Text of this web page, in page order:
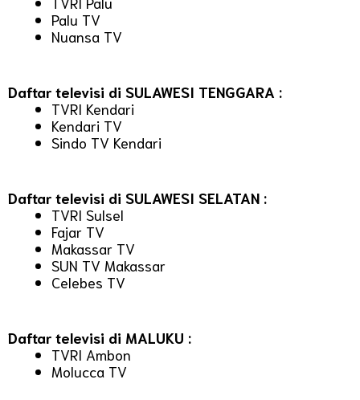
Palu TV
Nuansa TV
Daftar televisi di SULAWESI TENGGARA :
TVRI Kendari
Kendari TV
Sindo TV Kendari
Daftar televisi di SULAWESI SELATAN :
TVRI Sulsel
Fajar TV
Makassar TV
SUN TV Makassar
Celebes TV
Daftar televisi di MALUKU :
TVRI Ambon
Molucca TV